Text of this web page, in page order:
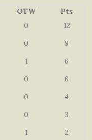
OTW
Pts
0
12
0
9
1
6
0
6
0
4
0
3
1 2